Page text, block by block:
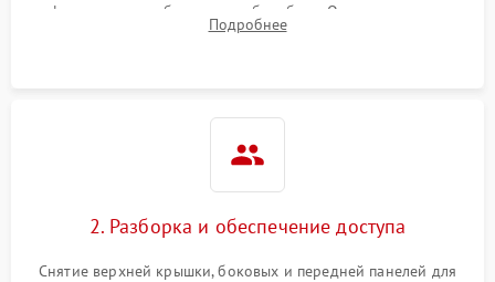
фильтра, теплообменника и барабана. Опрос клиента о
неисправностях (не сушит, не крутит барабан, сильно шумит
Подробнее
2. Разборка и обеспечение доступа
Снятие верхней крышки, боковых и передней панелей для